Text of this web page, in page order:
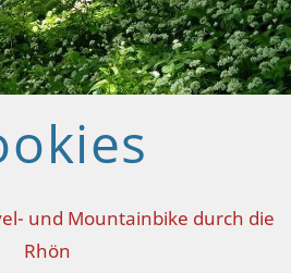
und Mountainbike durch die
Rhön